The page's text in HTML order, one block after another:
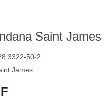
Saint James
50-2
James